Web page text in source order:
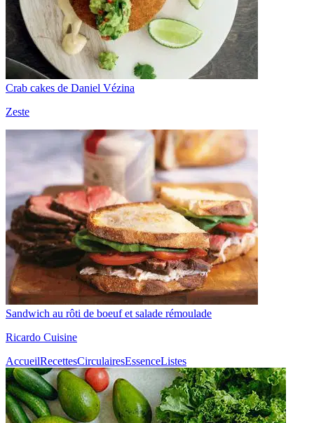
Crab cakes de Daniel Vézina
Zeste
Sandwich au rôti de boeuf et salade rémoulade
Ricardo Cuisine
AccueilRecettesCirculairesEssenceListes